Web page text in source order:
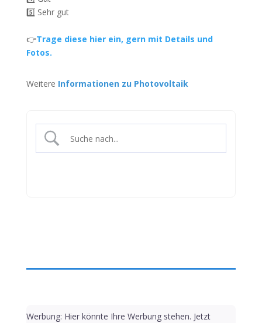
5️⃣ Sehr gut
👉Trage diese hier ein, gern mit Details und
Fotos.
Weitere Informationen zu Photovoltaik
Werbung: Hier könnte Ihre Werbung stehen. Jetzt